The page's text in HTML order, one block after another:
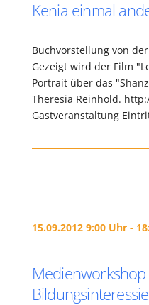
Kenia einmal
Buchvorstellung von
Gezeigt wird der Film
Portrait über das
Theresia Reinhold.
Gastveranstaltung
15.09.2012 9:00 Uhr -